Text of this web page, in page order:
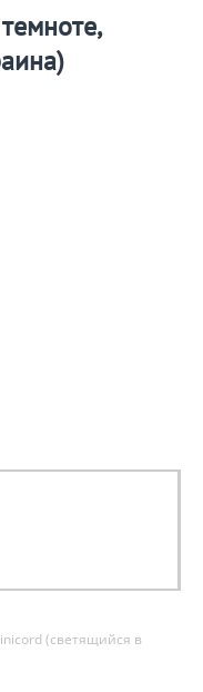
(светящийся в